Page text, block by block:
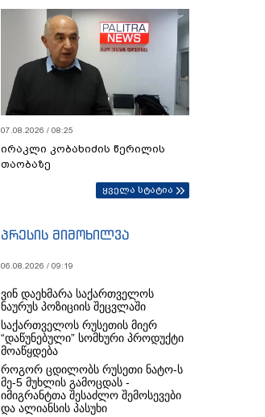
07.08.2026 / 08:25
ირაკლი კობახიძის წერილის
თაობაზე
ყველა სტატია
პრესის მიმოხილვა
06.08.2026 / 09:19
ვინ დაეხმარა საქართველოს
ნაურუს პოზიციის შეცვლაში
საქართველოს რუსეთის მიერ
“დაწუნებული” სომხური პროდუქტი
მოაწყდება
როგორ ცდილობს რუსეთი ნატო-ს
მე-5 მუხლის გამოცდას -
იმიგრანტთა შესაძლო შემოსევები
და ალიანსის პასუხი